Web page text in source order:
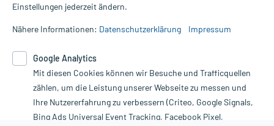
Informationen auf dieser Website werden ausschließlich für
die Untersuchung und Behandlung durch einen Arzt. Bitte
Therapien eingeleitet werden können. | Diese Webseite benutzt
Google Analytics. Lesen Sie bitte dazu die wichtigen Hinweise in
unserer Datenschutzerklärung. Für den Widerruf einer Bestellung
nutzen Sie das Formular:
Einstellungen jederzeit ändern.
Nähere Informationen: Datenschutzerklärung Impressum
Google Analytics
Mit diesen Cookies können wir Besuche und Trafficquellen
zählen, um die Leistung unserer Webseite zu messen und
Ihre Nutzererfahrung zu verbessern (Criteo, Google Signals,
Bing Ads Universal Event Tracking, Facebook Pixel,